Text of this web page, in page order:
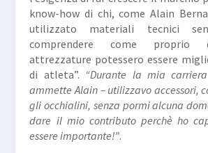
know-how di chi, come Alain
utilizzato materiali tecnici
comprendere come proprio
attrezzature potessero essere
di atleta”. “Durante la mia
ammette Alain – utilizzavo accessori,
gli occhialini, senza pormi alcuna
dare il mio contributo perchè ho
essere importante!”.